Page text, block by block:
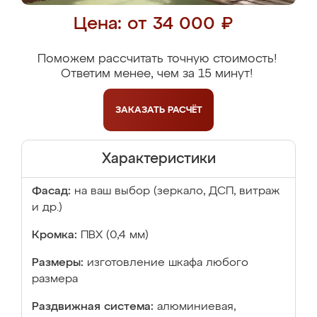
Цена: от 34 000 ₽
Поможем рассчитать точную стоимость!
Ответим менее, чем за 15 минут!
ЗАКАЗАТЬ РАСЧЁТ
Характеристики
Фасад: на ваш выбор (зеркало, ДСП, витраж
и др.)
Кромка: ПВХ (0,4 мм)
Размеры: изготовление шкафа любого
размера
Раздвижная система: алюминиевая,